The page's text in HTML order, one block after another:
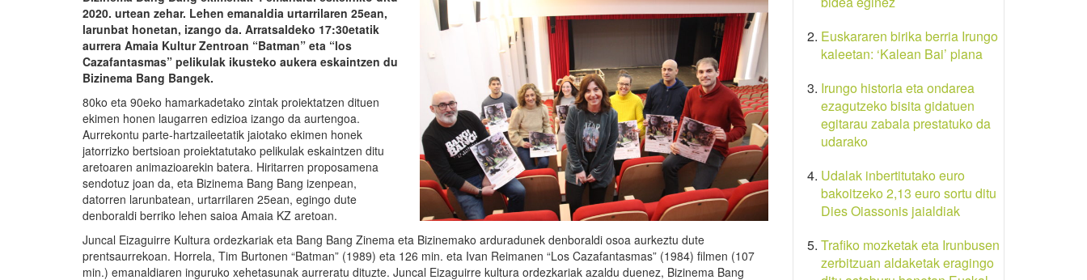
2020. urtean zehar. Lehen emanaldia urtarrilaren 25ean,
larunbat honetan, izango da. Arratsaldeko 17:30etatik
aurrera Amaia Kultur Zentroan “Batman” eta “los
Cazafantasmas” pelikulak ikusteko aukera eskaintzen du
Bizinema Bang Bangek.
80ko eta 90eko hamarkadetako zintak proiektatzen dituen
ekimen honen laugarren edizioa izango da aurtengoa.
Aurrekontu parte-hartzaileetatik jaiotako ekimen honek
jatorrizko bertsioan proiektatutako pelikulak eskaintzen ditu
aretoaren animazioarekin batera. Hiritarren proposamena
sendotuz joan da, eta Bizinema Bang Bang izenpean,
datorren larunbatean, urtarrilaren 25ean, egingo dute
denboraldi berriko lehen saioa Amaia KZ aretoan.
Juncal Eizaguirre Kultura ordezkariak eta Bang Bang Zinema eta Bizinemako arduradunek denboraldi osoa aurkeztu dute
prentsaurrekoan. Horrela, Tim Burtonen “Batman” (1989) eta 126 min. eta Ivan Reimanen “Los Cazafantasmas” (1984) filmen (107
min.) emanaldiaren inguruko xehetasunak aurreratu dituzte. Juncal Eizaguirre kultura ordezkariak azaldu duenez, Bizinema Bang
Euskararen birika berria Irungo
kaleetan: ‘Kalean Bai’ plana
Irungo historia eta ondarea
ezagutzeko bisita gidatuen
egitarau zabala prestatuko da
udarako
Udalak inbertitutako euro
bakoitzeko 2,13 euro sortu ditu
Dies Oiassonis jaialdiak
Trafiko mozketak eta Irunbusen
zerbitzuan aldaketak eragingo